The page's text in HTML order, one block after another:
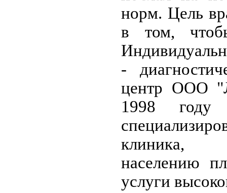
норм. Цель
в том,
-
центр ООО
1998 году
клиника,
населению
услуги